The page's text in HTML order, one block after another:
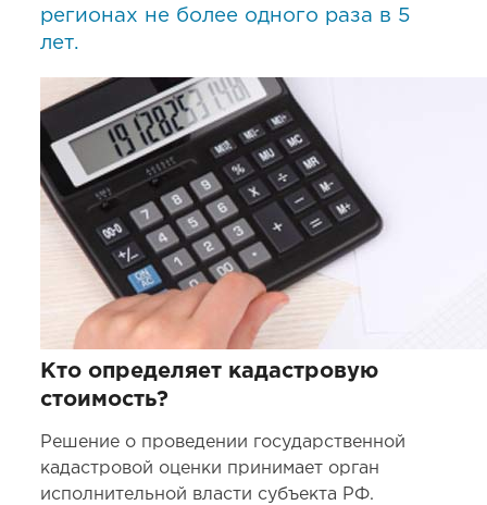
регионах не более одного раза в 5
лет.
Кто определяет кадастровую
стоимость?
Решение о проведении государственной
кадастровой оценки принимает орган
исполнительной власти субъекта РФ.